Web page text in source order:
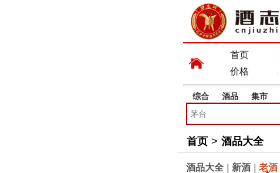
首页
价格
综合 酒品 集市
首页 > 酒品大全
酒品大全 新酒 老酒